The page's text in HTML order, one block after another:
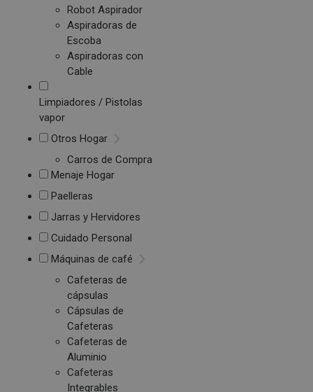
Robot Aspirador
Aspiradoras de
Escoba
Aspiradoras con
Cable
Limpiadores / Pistolas
vapor
Otros Hogar
Carros de Compra
Menaje Hogar
Paelleras
Jarras y Hervidores
Cuidado Personal
Máquinas de café
Cafeteras de
cápsulas
Cápsulas de
Cafeteras
Cafeteras de
Aluminio
Cafeteras
Integrables